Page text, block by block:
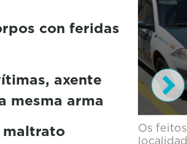
con feridas
axente
mesma arma
maltrato
s
Os